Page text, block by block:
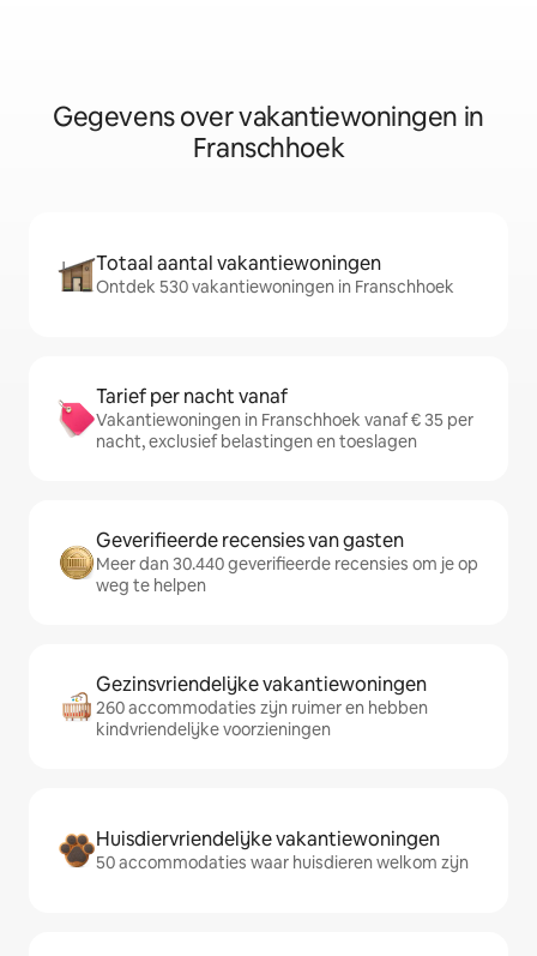
Gegevens over vakantiewoningen in
Franschhoek
Totaal aantal vakantiewoningen
Ontdek 530 vakantiewoningen in Franschhoek
Tarief per nacht vanaf
Vakantiewoningen in Franschhoek vanaf € 35 per
nacht, exclusief belastingen en toeslagen
Geverifieerde recensies van gasten
Meer dan 30.440 geverifieerde recensies om je op
weg te helpen
Gezinsvriendelijke vakantiewoningen
260 accommodaties zijn ruimer en hebben
kindvriendelijke voorzieningen
Huisdiervriendelijke vakantiewoningen
50 accommodaties waar huisdieren welkom zijn